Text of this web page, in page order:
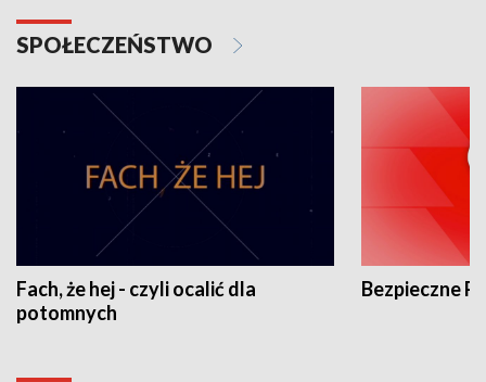
SPOŁECZEŃSTWO
Fach, że hej - czyli ocalić dla
potomnych
Bezpieczne